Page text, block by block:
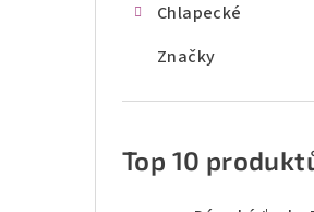
Chlapecké
Značky
Top 10